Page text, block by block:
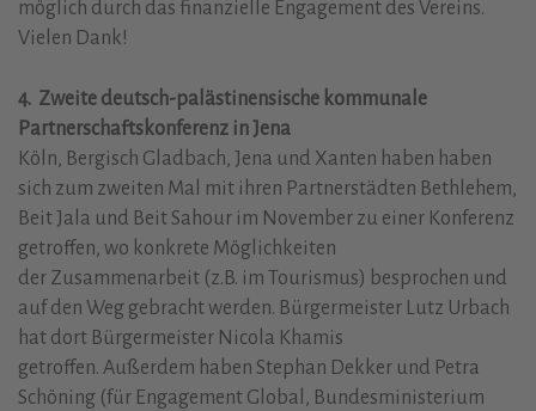
möglich durch das finanzielle Engagement des Vereins.
Vielen Dank!
4. Zweite deutsch-palästinensische kommunale
Partnerschaftskonferenz in Jena
Köln, Bergisch Gladbach, Jena und Xanten haben haben
sich zum zweiten Mal mit ihren Partnerstädten Bethlehem,
Beit Jala und Beit Sahour im November zu einer Konferenz
getroffen, wo konkrete Möglichkeiten
der Zusammenarbeit (z.B. im Tourismus) besprochen und
auf den Weg gebracht werden. Bürgermeister Lutz Urbach
hat dort Bürgermeister Nicola Khamis
getroffen. Außerdem haben Stephan Dekker und Petra
Schöning (für Engagement Global, Bundesministerium